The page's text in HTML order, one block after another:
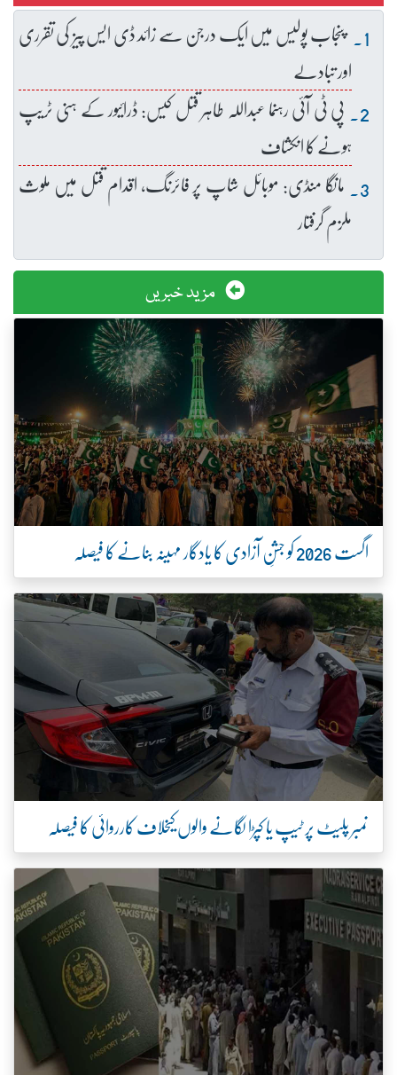
پنجاب پولیس میں ایک درجن سے زائد ڈی ایس پیز کی تقرری
اور تبادلے
پی ٹی آئی رہنما عبداللہ طاہر قتل کیس: ڈرائیور کے ہنی ٹریپ
ہونے کا انکشاف
مانگا منڈی: موبائل شاپ پر فائرنگ، اقدام قتل میں ملوث
ملزم گرفتار
مزید خبریں
اگست 2026 کو جشنِ آزادی کا یادگار مہینہ بنانے کا فیصلہ
نمبر پلیٹ پر ٹیپ یا کپڑا لگانے والوں کیخلاف کارروائی کا فیصلہ